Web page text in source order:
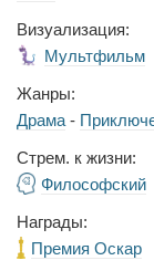
Визуализация:
Мультфильм
Жанры:
Драма -
Стрем. к жизни:
Философский
Награды:
Премия Оскар